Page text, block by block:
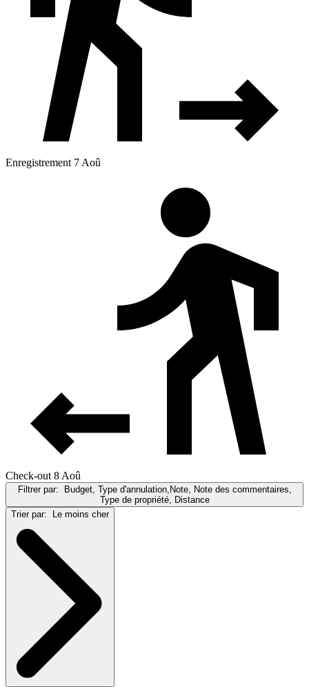
Enregistrement 7 Aoû
Check-out 8 Aoû
Filtrer par:
Budget, Type d'annulation,Note, Note des commentaires,
Type de propriété, Distance
Trier par:
Le moins cher